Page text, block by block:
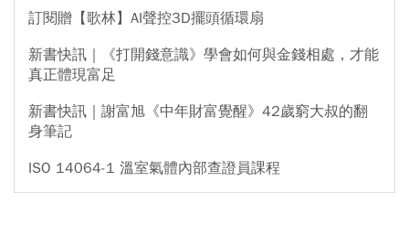
訂閱贈【歌林】AI聲控3D擺頭循環扇
新書快訊｜《打開錢意識》學會如何與金錢相處，才能
真正體現富足
新書快訊｜謝富旭《中年財富覺醒》42歲窮大叔的翻
身筆記
ISO 14064-1 溫室氣體內部查證員課程